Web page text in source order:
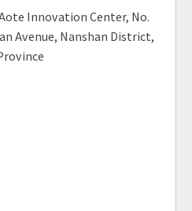
Innovation Center, No.
Avenue, Nanshan District,